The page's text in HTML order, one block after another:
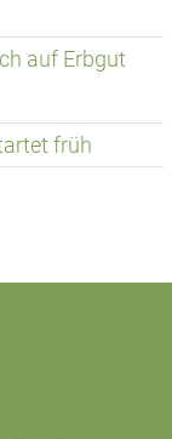
auf Erbgut
früh